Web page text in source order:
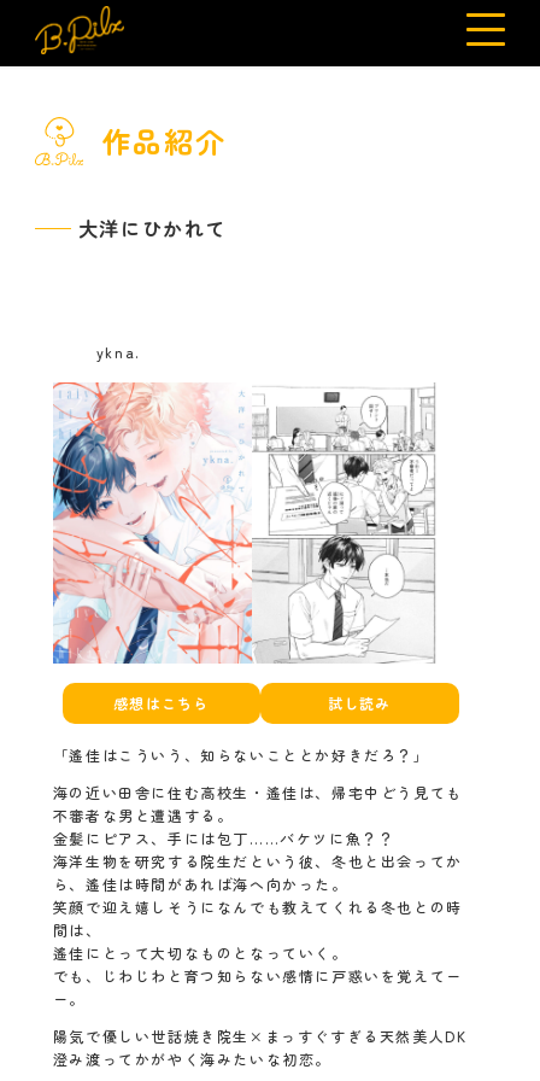
作品紹介
大洋にひかれて
ykna.
感想はこちら 試し読み
「遙佳はこういう、知らないこととか好きだろ？」
海の近い田舎に住む高校生・遙佳は、帰宅中どう見ても
不審者な男と遭遇する。
金髪にピアス、手には包丁……バケツに魚？？
海洋生物を研究する院生だという彼、冬也と出会ってか
ら、遙佳は時間があれば海へ向かった。
笑顔で迎え嬉しそうになんでも教えてくれる冬也との時
間は、
遙佳にとって大切なものとなっていく。
でも、じわじわと育つ知らない感情に戸惑いを覚えてー
ー。
陽気で優しい世話焼き院生×まっすぐすぎる天然美人DK
澄み渡ってかがやく海みたいな初恋。